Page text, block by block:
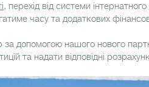
перехід від системи
часу та додаткових
за допомогою нашого нового
та надати відповідні